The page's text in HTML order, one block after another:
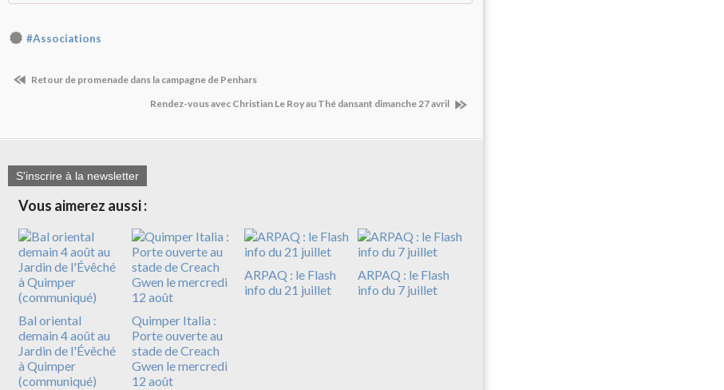
#Associations
Retour de promenade dans la campagne de Penhars
Rendez-vous avec Christian Le Roy au Thé dansant dimanche 27 avril
S'inscrire à la newsletter
Vous aimerez aussi :
Bal oriental
demain 4 août au
Jardin de l'Évêché
à Quimper
(communiqué)
Quimper Italia :
Porte ouverte au
stade de Creach
Gwen le mercredi
12 août
ARPAQ : le Flash
info du 21 juillet
ARPAQ : le Flash
info du 7 juillet